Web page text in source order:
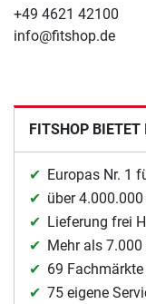
+49 4621 42100
info@fitshop.de
FITSHOP BIETET
Europas Nr. 1
über
Lieferung frei
Mehr als
69
75 eigene